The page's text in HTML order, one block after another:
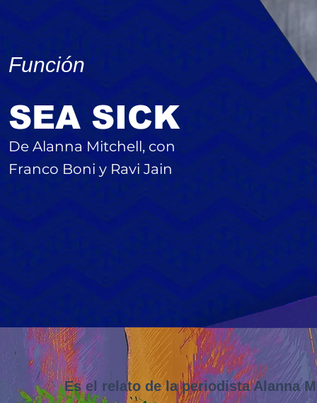
SEA SICK
De Alanna Mitchell, con
Franco Boni y Ravi Jain
Función
Es el relato de la periodista Alanna